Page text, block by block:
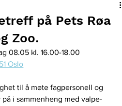
på Pets Røa
Zoo.
08.05 kl. 16.00-18.00
Oslo
til å møte fagpersonell og
i sammenheng med valpe-